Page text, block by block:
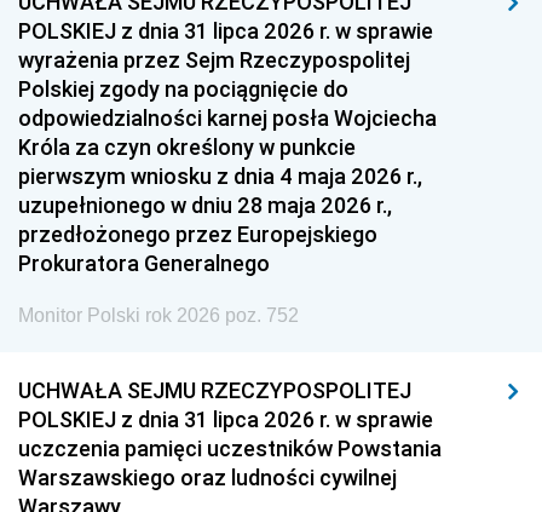
POLSKIEJ z dnia 31 lipca 2026 r. w sprawie
wyrażenia przez Sejm Rzeczypospolitej
Polskiej zgody na pociągnięcie do
odpowiedzialności karnej posła Wojciecha
Króla za czyn określony w punkcie
pierwszym wniosku z dnia 4 maja 2026 r.,
uzupełnionego w dniu 28 maja 2026 r.,
przedłożonego przez Europejskiego
Prokuratora Generalnego
Monitor Polski rok 2026 poz. 752
UCHWAŁA SEJMU RZECZYPOSPOLITEJ
POLSKIEJ z dnia 31 lipca 2026 r. w sprawie
uczczenia pamięci uczestników Powstania
Warszawskiego oraz ludności cywilnej